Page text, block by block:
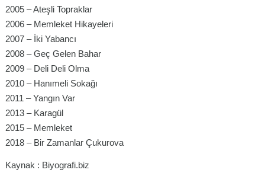
2005 – Ateşli Topraklar
2006 – Memleket Hikayeleri
2007 – İki Yabancı
2008 – Geç Gelen Bahar
2009 – Deli Deli Olma
2010 – Hanımeli Sokağı
2011 – Yangın Var
2013 – Karagül
2015 – Memleket
2018 – Bir Zamanlar Çukurova
Kaynak : Biyografi.biz